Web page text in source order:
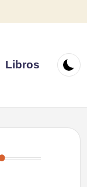
Libros